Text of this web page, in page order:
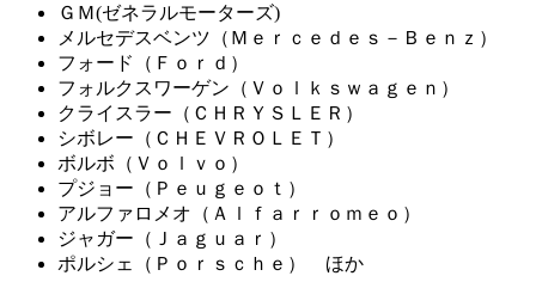
ＧＭ(ゼネラルモーターズ)
メルセデスベンツ（Ｍｅｒｃｅｄｅｓ－Ｂｅｎｚ）
フォード（Ｆｏｒｄ）
フォルクスワーゲン（Ｖｏｌｋｓｗａｇｅｎ）
クライスラー（ＣＨＲＹＳＬＥＲ）
シボレー（ＣＨＥＶＲＯＬＥＴ）
ボルボ（Ｖｏｌｖｏ）
プジョー（Ｐｅｕｇｅｏｔ）
アルファロメオ（Ａｌｆａｒｒｏｍｅｏ）
ジャガー（Ｊａｇｕａｒ）
ポルシェ（Ｐｏｒｓｃｈｅ） ほか